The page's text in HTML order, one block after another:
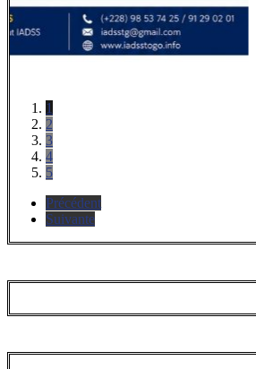
1
2
3
4
5
Précédent
Suivante